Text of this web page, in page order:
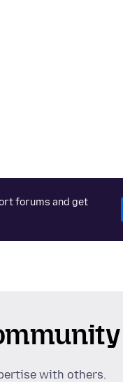
forums and get
with others.